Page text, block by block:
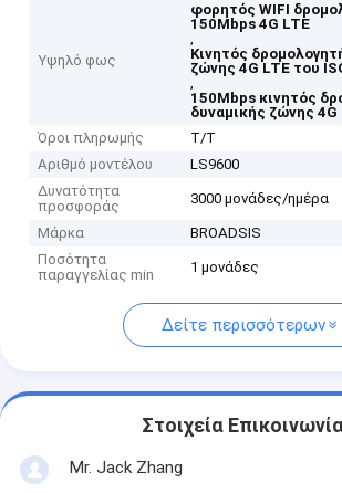
Υψηλό φως
φορητός WIFI
150Mbps 4G LTE
,
Κινητός
ζώνης 4G LTE του
,
150Mbps κινητός
δυναμικής ζώνης 4G
Όροι πληρωμής
T/T
Αριθμό μοντέλου
LS9600
Δυνατότητα
προσφοράς
3000 μονάδες/ημέρα
Μάρκα
BROADSIS
Ποσότητα
παραγγελίας min
1 μονάδες
Δείτε περισσότερων
Στοιχεία
Mr. Jack Zhang